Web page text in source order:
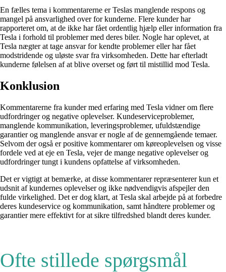
En fælles tema i kommentarerne er Teslas manglende respons og
mangel på ansvarlighed over for kunderne. Flere kunder har
rapporteret om, at de ikke har fået ordentlig hjælp eller information fra
Tesla i forhold til problemer med deres biler. Nogle har oplevet, at
Tesla nægter at tage ansvar for kendte problemer eller har fået
modstridende og uløste svar fra virksomheden. Dette har efterladt
kunderne følelsen af at blive overset og ført til mistillid mod Tesla.
Konklusion
Kommentarerne fra kunder med erfaring med Tesla vidner om flere
udfordringer og negative oplevelser. Kundeserviceproblemer,
manglende kommunikation, leveringsproblemer, ufuldstændige
garantier og manglende ansvar er nogle af de gennemgående temaer.
Selvom der også er positive kommentarer om køreoplevelsen og visse
fordele ved at eje en Tesla, vejer de mange negative oplevelser og
udfordringer tungt i kundens opfattelse af virksomheden.
Det er vigtigt at bemærke, at disse kommentarer repræsenterer kun et
udsnit af kundernes oplevelser og ikke nødvendigvis afspejler den
fulde virkelighed. Det er dog klart, at Tesla skal arbejde på at forbedre
deres kundeservice og kommunikation, samt håndtere problemer og
garantier mere effektivt for at sikre tilfredshed blandt deres kunder.
Ofte stillede spørgsmål